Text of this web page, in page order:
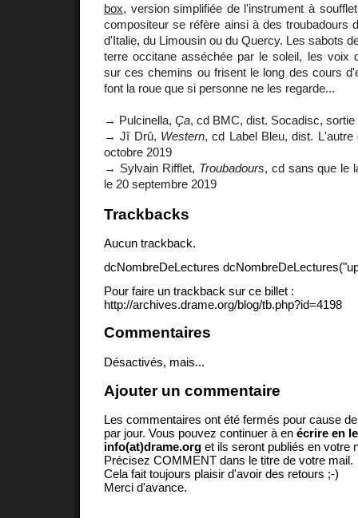
box, version simplifiée de l'instrument à
compositeur se réfère ainsi à des troubadours
d'Italie, du Limousin ou du Quercy. Les sabots
terre occitane asséchée par le soleil, les voix
sur ces chemins ou frisent le long des cours
font la roue que si personne ne les regarde...
→ Pulcinella, Ça, cd BMC, dist. Socadisc,
→ Jî Drû, Western, cd Label Bleu, dist. L'autre
octobre 2019
→ Sylvain Rifflet, Troubadours, cd sans que le
le 20 septembre 2019
Trackbacks
Aucun trackback.
dcNombreDeLectures
Pour faire un trackback sur ce billet :
http://archives.drame.org/blog/tb.php?id=4198
Commentaires
Désactivés, mais...
Ajouter un commentaire
Les commentaires ont été fermés pour cause
par jour. Vous pouvez continuer à en écrire en
info(at)drame.org et ils seront publiés en votre
Précisez COMMENT dans le titre de votre mail.
Cela fait toujours plaisir d'avoir des retours ;-)
Merci d'avance.